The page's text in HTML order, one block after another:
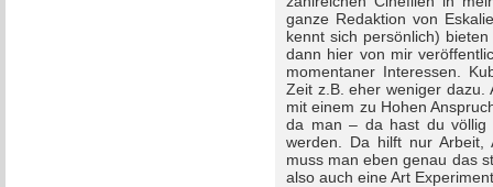
ganze Redaktion von
kennt sich persönlich)
dann hier von mir
momentaner Interessen.
Zeit z.B. eher weniger dazu.
mit einem zu Hohen
da man – da hast du völlig
werden. Da hilft nur Arbeit,
muss man eben genau das
also auch eine Art